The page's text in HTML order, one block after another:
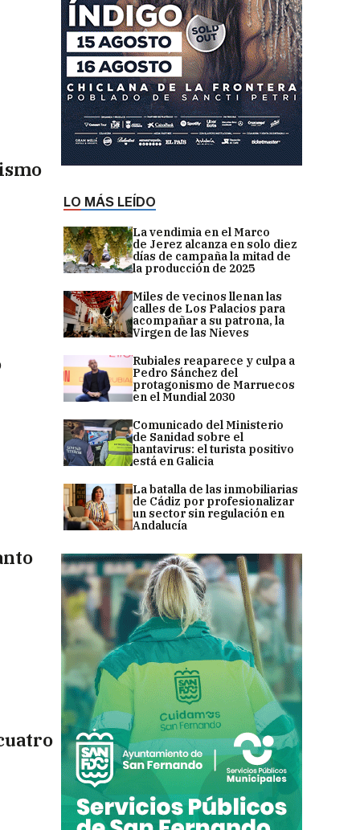
LO MÁS LEÍDO
La vendimia en el Marco
de Jerez alcanza en solo diez
días de campaña la mitad de
la producción de 2025
Miles de vecinos llenan las
calles de Los Palacios para
acompañar a su patrona, la
Virgen de las Nieves
Rubiales reaparece y culpa a
Pedro Sánchez del
protagonismo de Marruecos
en el Mundial 2030
Comunicado del Ministerio
de Sanidad sobre el
hantavirus: el turista positivo
está en Galicia
La batalla de las inmobiliarias
de Cádiz por profesionalizar
un sector sin regulación en
Andalucía